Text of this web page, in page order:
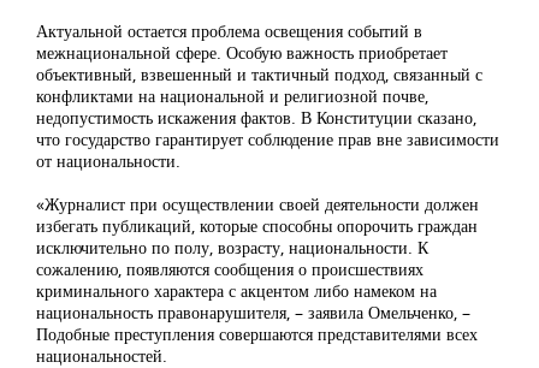
Актуальной остается проблема освещения событий в
межнациональной сфере. Особую важность приобретает
объективный, взвешенный и тактичный подход, связанный с
конфликтами на национальной и религиозной почве,
недопустимость искажения фактов. В Конституции сказано,
что государство гарантирует соблюдение прав вне зависимости
от национальности.
«Журналист при осуществлении своей деятельности должен
избегать публикаций, которые способны опорочить граждан
исключительно по полу, возрасту, национальности. К
сожалению, появляются сообщения о происшествиях
криминального характера с акцентом либо намеком на
национальность правонарушителя, – заявила Омельченко, –
Подобные преступления совершаются представителями всех
национальностей.